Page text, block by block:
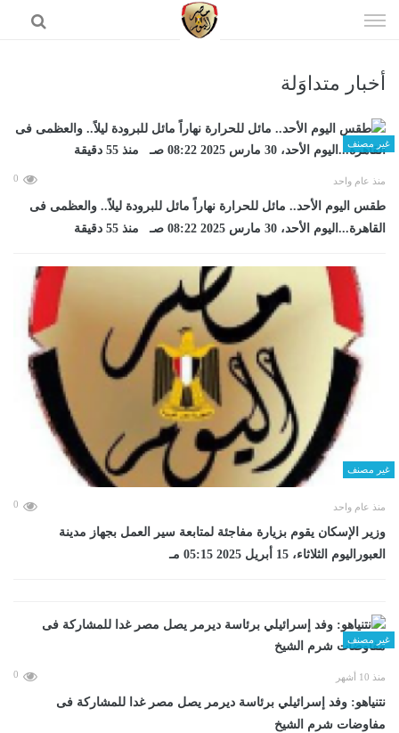
الى
أخبار متداوَلة
غير مصنف
منذ عام واحد 0
طقس اليوم الأحد.. مائل للحرارة نهاراً مائل للبرودة ليلاً.. والعظمى فى
القاهرة...اليوم الأحد، 30 مارس 2025 08:22 صـ منذ 55 دقيقة
غير مصنف
منذ عام واحد 0
وزير الإسكان يقوم بزيارة مفاجئة لمتابعة سير العمل بجهاز مدينة
العبوراليوم الثلاثاء، 15 أبريل 2025 05:15 مـ
غير مصنف
منذ 10 أشهر 0
نتنياهو: وفد إسرائيلي برئاسة ديرمر يصل مصر غدا للمشاركة فى
مفاوضات شرم الشيخ